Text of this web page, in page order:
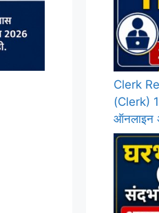
Clerk
(Clerk)
ऑनलाइन